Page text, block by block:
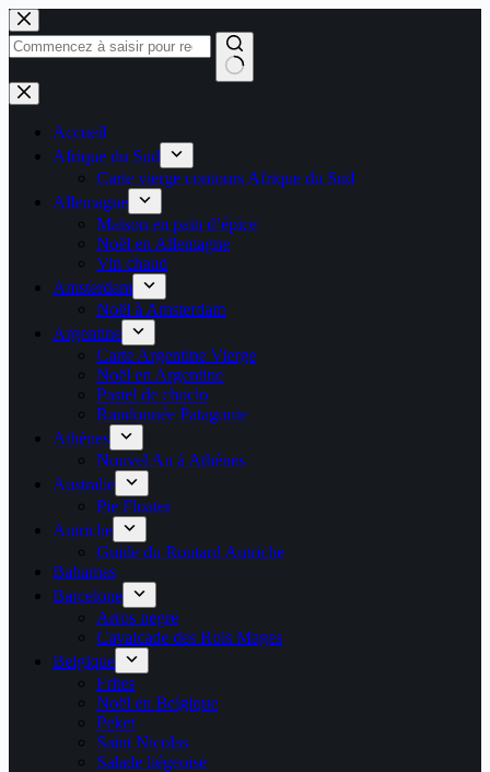
Passer
au
contenu
Aucun
résultat
Accueil
Afrique du Sud
Carte vierge contours Afrique du Sud
Allemagne
Maison en pain d’épice
Noël en Allemagne
Vin chaud
Amsterdam
Noël à Amsterdam
Argentine
Carte Argentine Vierge
Noël en Argentine
Pastel de choclo
Randonnée Patagonie
Athènes
Nouvel An à Athènes
Australie
Pie Floater
Autriche
Guide du Routard Autriche
Bahamas
Barcelone
Arros negre
Cavalcade des Rois Mages
Belgique
Frites
Noël en Belgique
Peket
Saint Nicolas
Salade liégeoise